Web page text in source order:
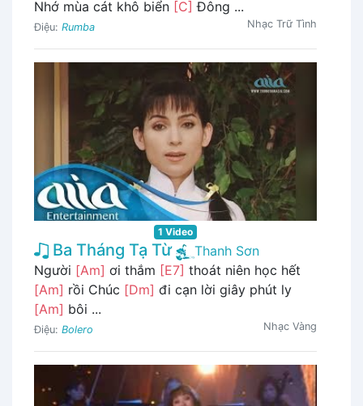
Nhớ mùa cát khô biển [C] Đông ...
Điệu: Rumba Nhạc Trữ Tình
1 Video
Ba Tháng Tạ Từ
Thanh Sơn
Người [Am] ơi thắm [E7] thoát niên học hết
[Am] rồi Chúc [Dm] đi cạn lời giây phút ly
[Am] bôi ...
Điệu: Bolero Nhạc Vàng